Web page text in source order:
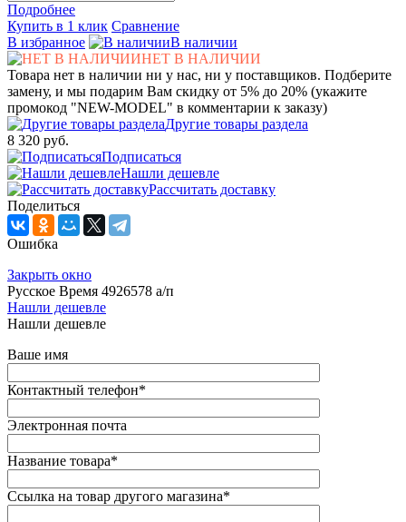
Подробнее
Купить в 1 клик Сравнение
В избранное
В наличии
НЕТ В НАЛИЧИИ
Товара нет в наличии ни у нас, ни у поставщиков. Подберите
замену, и мы подарим Вам скидку от 5% до 20% (укажите
промокод "NEW-MODEL" в комментарии к заказу)
Другие товары раздела
8 320 руб.
Подписаться
Нашли дешевле
Рассчитать доставку
Поделиться
Ошибка
Закрыть окно
Русское Время 4926578 а/п
Нашли дешевле
Нашли дешевле
Ваше имя
Контактный телефон*
Электронная почта
Название товара*
Ссылка на товар другого магазина*